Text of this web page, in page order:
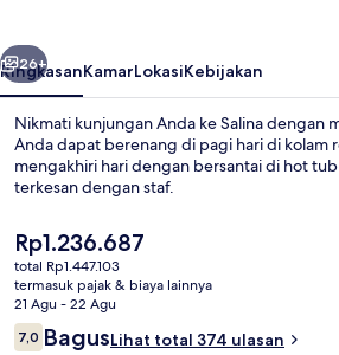
Berikutnya
26+
RingkasanKamarLokasiKebijakan
Nikmati kunjungan Anda ke Salina dengan
Anda dapat berenang di pagi hari di kolam
mengakhiri hari dengan bersantai di hot tub
terkesan dengan staf.
Harga
saat
ini
Rp1.236.687
Rp1.236.687
total Rp1.447.103
termasuk pajak & biaya lainnya
21 Agu - 22 Agu
Ulasan
7,07,0 dari 10
BagusLihat total 374 ulasan